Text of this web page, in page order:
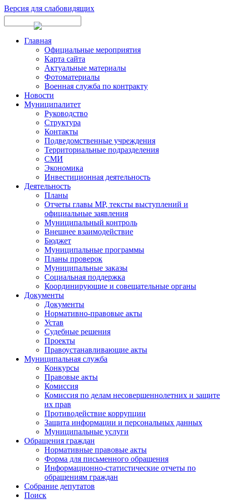
Версия для слабовидящих
Главная
Официальные мероприятия
Карта сайта
Актуальные материалы
Фотоматериалы
Военная служба по контракту
Новости
Муниципалитет
Руководство
Структура
Контакты
Подведомственные учреждения
Территориальные подразделения
СМИ
Экономика
Инвестиционная деятельность
Деятельность
Планы
Отчеты главы МР, тексты выступлений и
официальные заявления
Муниципальный контроль
Внешнее взаимодействие
Бюджет
Муниципальные программы
Планы проверок
Муниципальные заказы
Социальная поддержка
Координирующие и совещательные органы
Документы
Документы
Нормативно-правовые акты
Устав
Судебные решения
Проекты
Правоустанавливающие акты
Муниципальная служба
Конкурсы
Правовые акты
Комиссия
Комиссия по делам несовершеннолетних и защите
их прав
Противодействие коррупции
Защита информации и персональных данных
Муниципальные услуги
Обращения граждан
Нормативные правовые акты
Форма для письменного обращения
Информационно-статистические отчеты по
обращениям граждан
Собрание депутатов
Поиск